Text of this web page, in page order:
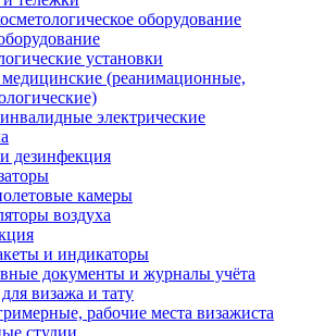
оборудование
установки
(реанимационные,
электрические
дезинфекция
камеры
воздуха
и индикаторы
документы и журналы учёта
визажа и тату
рабочие места визажиста
студии